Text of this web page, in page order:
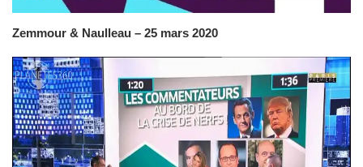
Zemmour & Naulleau – 25 mars 2020